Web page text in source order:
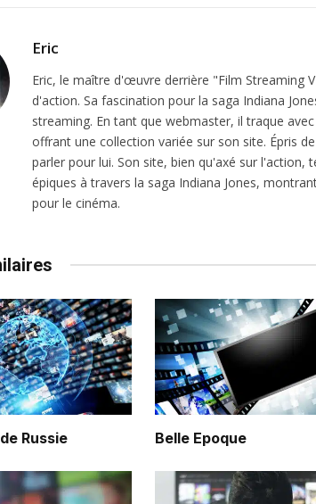
Eric
Eric, le maître d'œuvre derrière "Film Streaming
d'action. Sa fascination pour la saga Indiana
streaming. En tant que webmaster, il traque
offrant une collection variée sur son site. Épris
parler pour lui. Son site, bien qu'axé sur l'action,
épiques à travers la saga Indiana Jones,
pour le cinéma.
Russie Belle Epoque